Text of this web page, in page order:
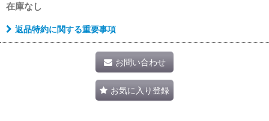
在庫なし
返品特約に関する重要事項
お問い合わせ
お気に入り登録